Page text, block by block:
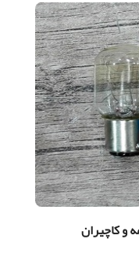
و كاچيران